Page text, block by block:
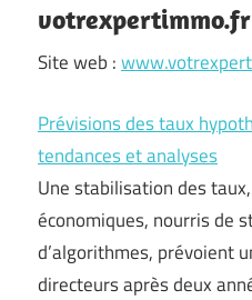
votrexpertimmo.fr
Site web :
Prévisions des taux
tendances et analyses
Une stabilisation des
économiques, nourris de
d’algorithmes, prévoient
directeurs après deux